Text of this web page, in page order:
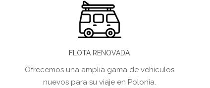
FLOTA RENOVADA
Ofrecemos una amplia gama de vehículos
nuevos para su viaje en Polonia.